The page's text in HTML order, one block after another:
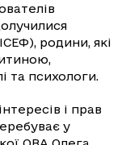
родини, які
та психологи.
і прав
у